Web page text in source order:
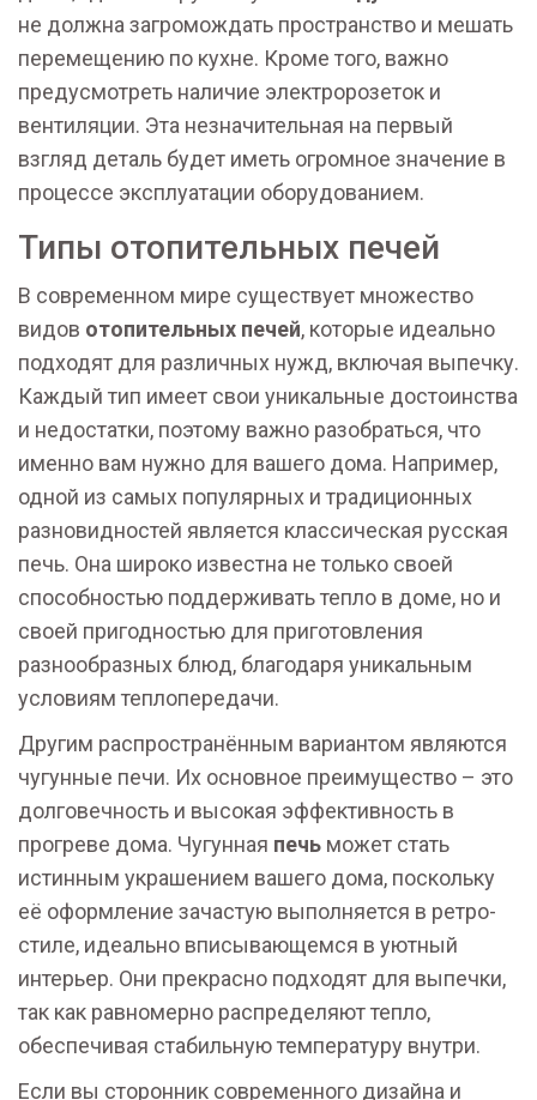
не должна загромождать пространство и мешать
перемещению по кухне. Кроме того, важно
предусмотреть наличие электророзеток и
вентиляции. Эта незначительная на первый
взгляд деталь будет иметь огромное значение в
процессе эксплуатации оборудованием.
Типы отопительных печей
В современном мире существует множество
видов отопительных печей, которые идеально
подходят для различных нужд, включая выпечку.
Каждый тип имеет свои уникальные достоинства
и недостатки, поэтому важно разобраться, что
именно вам нужно для вашего дома. Например,
одной из самых популярных и традиционных
разновидностей является классическая русская
печь. Она широко известна не только своей
способностью поддерживать тепло в доме, но и
своей пригодностью для приготовления
разнообразных блюд, благодаря уникальным
условиям теплопередачи.
Другим распространённым вариантом являются
чугунные печи. Их основное преимущество – это
долговечность и высокая эффективность в
прогреве дома. Чугунная печь может стать
истинным украшением вашего дома, поскольку
её оформление зачастую выполняется в ретро-
стиле, идеально вписывающемся в уютный
интерьер. Они прекрасно подходят для выпечки,
так как равномерно распределяют тепло,
обеспечивая стабильную температуру внутри.
Если вы сторонник современного дизайна и